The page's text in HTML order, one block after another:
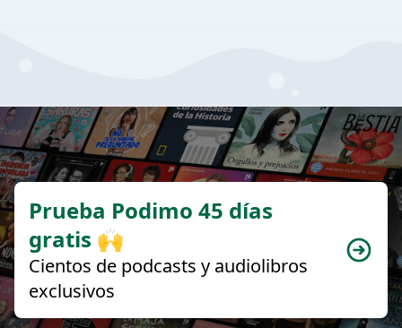
Prueba Podimo 45 días
gratis 🙌
Cientos de podcasts y audiolibros
exclusivos